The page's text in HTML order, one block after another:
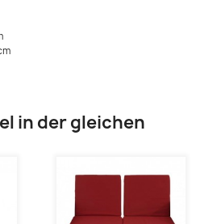
in der gleichen